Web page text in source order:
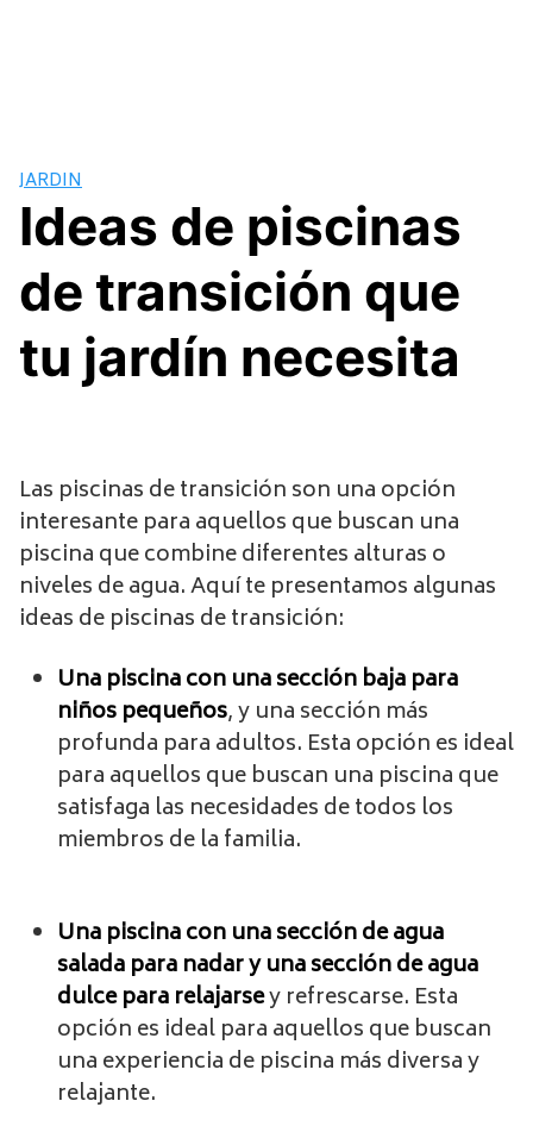
JARDIN
Ideas de piscinas
de transición que
tu jardín necesita
Las piscinas de transición son una opción
interesante para aquellos que buscan una
piscina que combine diferentes alturas o
niveles de agua. Aquí te presentamos algunas
ideas de piscinas de transición:
Una piscina con una sección baja para
niños pequeños, y una sección más
profunda para adultos. Esta opción es ideal
para aquellos que buscan una piscina que
satisfaga las necesidades de todos los
miembros de la familia.
Una piscina con una sección de agua
salada para nadar y una sección de agua
dulce para relajarsey refrescarse. Esta
opción es ideal para aquellos que buscan
una experiencia de piscina más diversa y
relajante.